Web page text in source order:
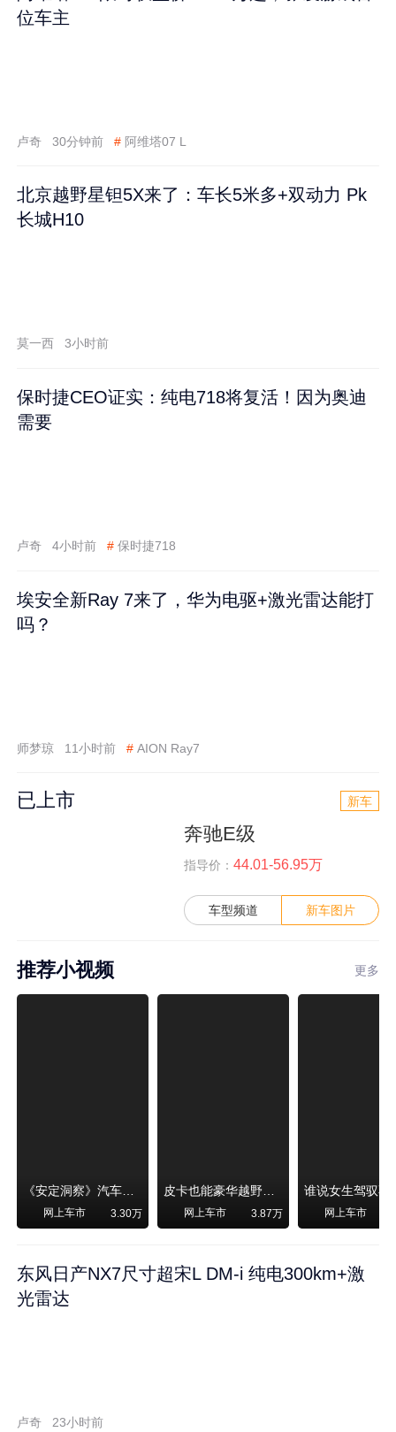
位车主
卢奇 30分钟前 # 阿维塔07 L
北京越野星钽5X来了：车长5米多+双动力 Pk
长城H10
莫一西 3小时前
保时捷CEO证实：纯电718将复活！因为奥迪
需要
卢奇 4小时前 # 保时捷718
埃安全新Ray 7来了，华为电驱+激光雷达能打
吗？
师梦琼 11小时前 # AION Ray7
已上市 新车
奔驰E级
指导价： 44.01-56.95万
车型频道 新车图片
推荐小视频 更多
《安定洞察》汽车烧不烧油，和石油安全无关！
网上车市 3.30万
皮卡也能豪华越野！纵横F700上市，限时卖29.99万起
网上车市 3.87万 网上车市
东风日产NX7尺寸超宋L DM-i 纯电300km+激
光雷达
卢奇 23小时前